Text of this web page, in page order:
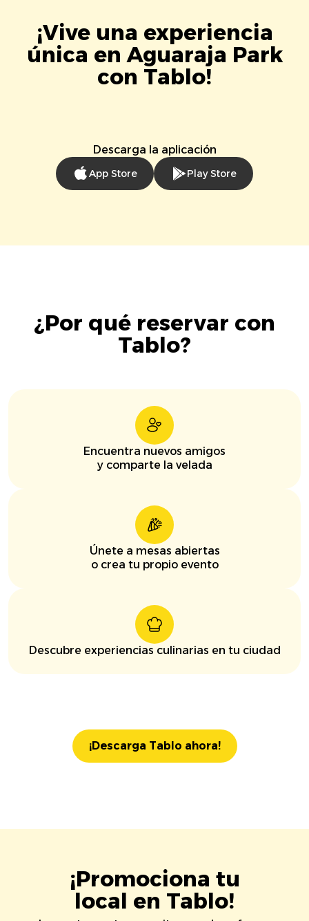
¡Vive una experiencia
única en Aguaraja Park
con Tablo!
Descarga la aplicación
App Store Play Store
¿Por qué reservar con
Tablo?
Encuentra nuevos amigos
y comparte la velada
Únete a mesas abiertas
o crea tu propio evento
Descubre experiencias culinarias en tu ciudad
¡Descarga Tablo ahora!
¡Promociona tu
local en Tablo!